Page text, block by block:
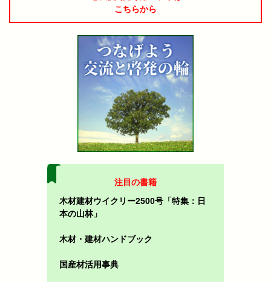
こちらから
注目の書籍
木材建材ウイクリー2500号「特集：日
本の山林」
木材・建材ハンドブック
国産材活用事典